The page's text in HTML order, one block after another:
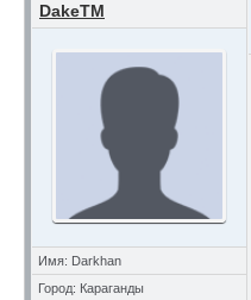
DakeTM
Имя: Darkhan
Город: Караганды